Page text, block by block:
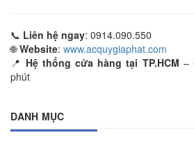
📞 Liên hệ ngay: 0914.090.550
🌐Website: www.acquygiaphat.com
📍 Hệ thống cửa hàng tại TP.HCM –
phút
DANH MỤC